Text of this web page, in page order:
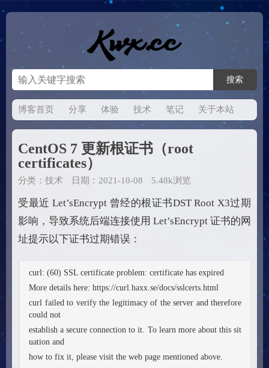
博客首页 分享 体验 技术 笔记 关于本站
CentOS 7 更新根证书（root
certificates）
分类： 技术 日期：2021-10-08 5.48k浏览
受最近 Let’sEncrypt 曾经的根证书DST Root X3过期
影响，导致系统后端连接使用 Let’sEncrypt 证书的网
址提示以下证书过期错误：
curl: (60) SSL certificate problem: certificate has expired
More details here: https://curl.haxx.se/docs/sslcerts.html
curl failed to verify the legitimacy of the server and therefore
could not
establish a secure connection to it. To learn more about this sit
uation and
how to fix it, please visit the web page mentioned above.